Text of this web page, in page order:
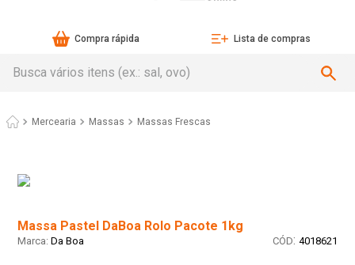
Compra rápida Lista de compras
Mercearia Massas Massas Frescas
Massa Pastel DaBoa Rolo Pacote 1kg
Da Boa : 4018621